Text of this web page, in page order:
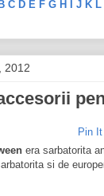
C D E F G H I J K
2012
Pin It
era sarbatorita
si de